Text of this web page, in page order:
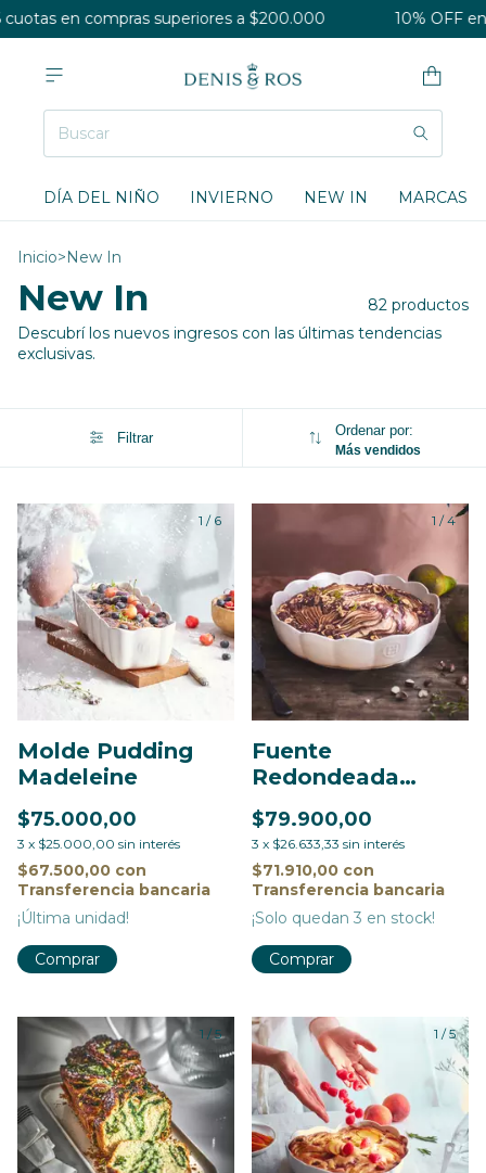
en compras superiores a $200.000 10% OFF en
DÍA DEL NIÑO INVIERNO NEW IN MARCAS
Inicio>New In
New In
82 productos
Descubrí los nuevos ingresos con las últimas tendencias
exclusivas.
Filtrar Ordenar por:
Más vendidos
1 / 6
Molde Pudding
Madeleine
$75.000,00
3 x $25.000,00 sin interés
$67.500,00 con
Transferencia bancaria
¡Última unidad!
Comprar
1 /4
Fuente
Redondeada
Madeleine
$79.900,00
3 x $26.633,33 sin interés
$71.910,00 con
Transferencia bancaria
¡Solo quedan 3 en stock!
Comprar
1 /5 1 /5